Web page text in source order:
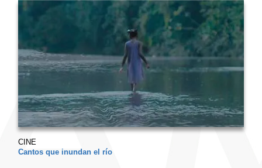
CINE
Cantos que inundan el río